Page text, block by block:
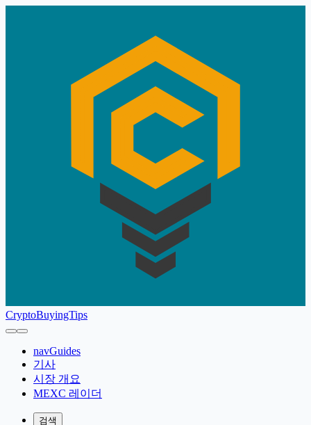
CryptoBuyingTips
navGuides
기사
시장 개요
MEXC 레이더
검색